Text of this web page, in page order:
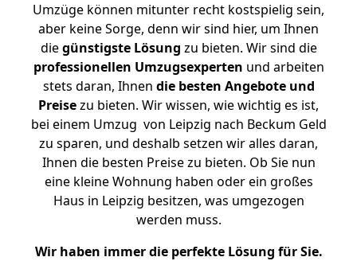
Umzüge können mitunter recht kostspielig sein,
aber keine Sorge, denn wir sind hier, um Ihnen
diegünstigste Lösung zu bieten. Wir sind die
professionellen Umzugsexperten und arbeiten
stets daran, Ihnen die besten Angebote und
Preisezu bieten. Wir wissen, wie wichtig es ist,
bei einem Umzug von Leipzig nach Beckum Geld
zu sparen, und deshalb setzen wir alles daran,
Ihnen die besten Preise zu bieten. Ob Sie nun
eine kleine Wohnung haben oder ein großes
Haus in Leipzig besitzen, was umgezogen
werden muss.
Wir haben immer die perfekte Lösung für Sie.